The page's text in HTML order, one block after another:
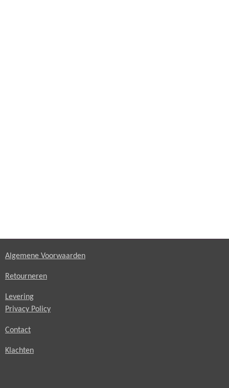
Algemene Voorwaarden
Retourneren
Levering
Privacy Policy
Contact
Klachten